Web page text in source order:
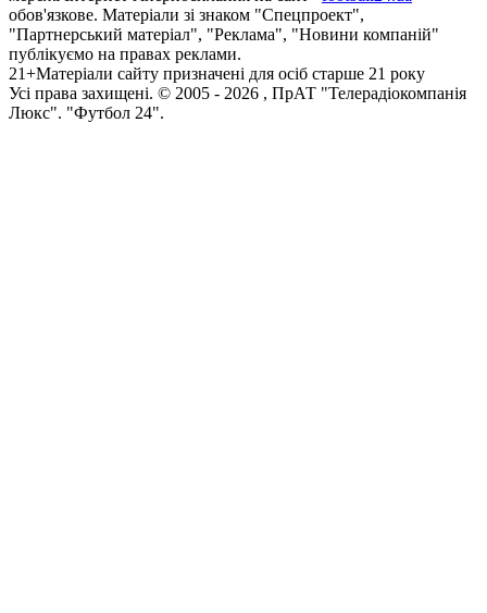
обов'язкове. Матеріали зі знаком "Спецпроект",
"Партнерський матеріал", "Реклама", "Новини компаній"
публікуємо на правах реклами.
21+Матеріали сайту призначені для осіб старше 21 року
Усi права захищенi. © 2005 - 2026 , ПрАТ "Телерадіокомпанія
Люкс". "Футбол 24".